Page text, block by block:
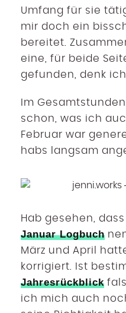
Umfang für sie
mir doch ein
bereitet.
eine, für beide
gefunden, denk ich.
Im
schon, was ich
Februar war
habs langsam
Hab gesehen,
Januar Logbuch
März und April
korrigiert. Ist
Jahresrückblick
ich mich auch